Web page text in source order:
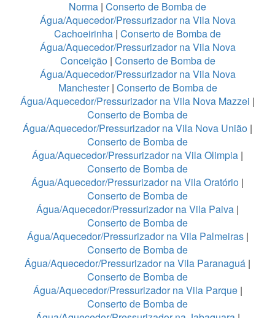
Norma | Conserto de Bomba de
Água/Aquecedor/Pressurizador na Vila Nova
Cachoeirinha | Conserto de Bomba de
Água/Aquecedor/Pressurizador na Vila Nova
Conceição| Conserto de Bomba de
Água/Aquecedor/Pressurizador na Vila Nova
Manchester| Conserto de Bomba de
Água/Aquecedor/Pressurizador na Vila Nova Mazzei |
Conserto de Bomba de
Água/Aquecedor/Pressurizador na Vila Nova União |
Conserto de Bomba de
Água/Aquecedor/Pressurizador na Vila Olimpia |
Conserto de Bomba de
Água/Aquecedor/Pressurizador na Vila Oratório |
Conserto de Bomba de
Água/Aquecedor/Pressurizador na Vila Paiva |
Conserto de Bomba de
Água/Aquecedor/Pressurizador na Vila Palmeiras|
Conserto de Bomba de
Água/Aquecedor/Pressurizador na Vila Paranaguá |
Conserto de Bomba de
Água/Aquecedor/Pressurizador na Vila Parque|
Conserto de Bomba de